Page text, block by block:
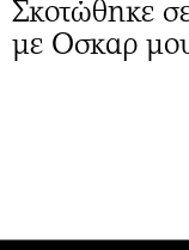
Σκοτώθηκε
με Οσκαρ